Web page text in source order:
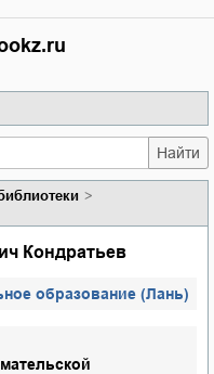
Найти
Кондратьев
образование (Лань)